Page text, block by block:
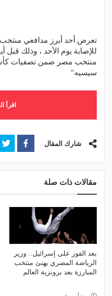
تعرض أحد أبرز مدافعي منتخب
للإصابة يوم الأحد ، وذلك قبل
سيسيه"
اقرأ
شارك المقال
مقالات ذات صلة
بعد الفوز على إسرائيل.. وزير
الرياضة المصري يهنئ منتخب
المبارزة بعد برونزية العالم